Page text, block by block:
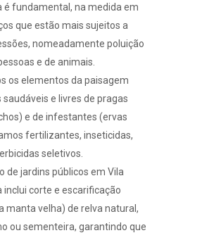
é fundamental, na medida em
que estão mais sujeitos a
nomeadamente poluição
e de animais.
os elementos da paisagem
e livres de pragas
e de infestantes (ervas
fertilizantes, inseticidas,
seletivos.
de jardins públicos em Vila
inclui corte e escarificação
manta velha) de relva natural,
ou sementeira, garantindo que